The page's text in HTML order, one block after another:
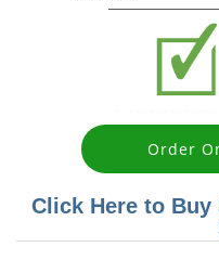
Order
Click Here to Buy